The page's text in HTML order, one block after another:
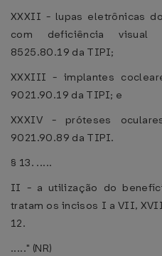
XXXII - lupas eletrônicas
com deficiência visual
8525.80.19 da TIPI;
XXXIII - implantes
9021.90.19 da TIPI; e
XXXIV - próteses
9021.90.89 da TIPI.
§ 13. .....
II - a utilização do
tratam os incisos I a VII,
12.
....." (NR)